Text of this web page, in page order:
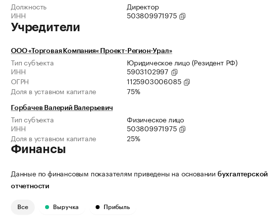
Должность
Директор
ИНН
503809971975
Учредители
ООО «Торговая Компания« Проект-Регион-Урал»
Тип субъекта
Юридическое лицо (Резидент РФ)
ИНН
5903102997
ОГРН
1125903006085
Доля в уставном капитале
75%
Горбачев Валерий Валерьевич
Тип субъекта
Физическое лицо
ИНН
503809971975
Доля в уставном капитале
25%
Финансы
Данные по финансовым показателям приведены на основании бухгалтерской
отчетности
Все Выручка Прибыль